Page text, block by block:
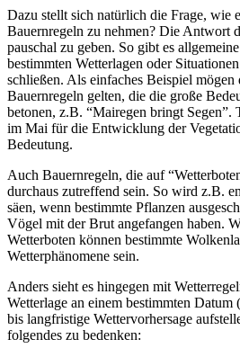
Dazu stellt sich natürlich die Frage, wie
Bauernregeln zu nehmen? Die Antwort
pauschal zu geben. So gibt es
bestimmten Wetterlagen oder
schließen. Als einfaches Beispiel mögen
Bauernregeln gelten, die die große
betonen, z.B. “Mairegen bringt Segen”.
im Mai für die Entwicklung der
Bedeutung.
Auch Bauernregeln, die auf
durchaus zutreffend sein. So wird z.B.
säen, wenn bestimmte Pflanzen
Vögel mit der Brut angefangen haben.
Wetterboten können bestimmte
Wetterphänomene sein.
Anders sieht es hingegen mit
Wetterlage an einem bestimmten
bis langfristige Wettervorhersage
folgendes zu bedenken: